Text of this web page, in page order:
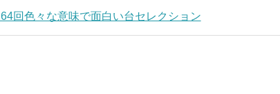
回色々な意味で面白い台セレクション